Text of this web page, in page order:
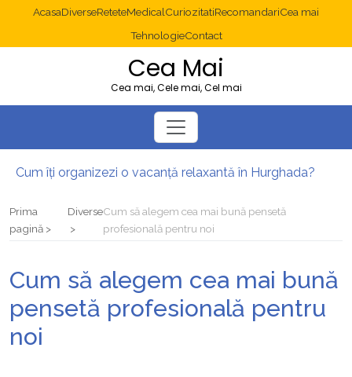
AcasaDiverseReteteMedicalCuriozitatiRecomandariCea mai
TehnologieContact
Cea Mai
Cea mai, Cele mai, Cel mai
Cum îți organizezi o vacanță relaxantă în Hurghada?
Prima
pagină
DiverseCum să alegem cea mai bună pensetă
profesională pentru noi
Cum să alegem cea mai bună
pensetă profesională pentru
noi